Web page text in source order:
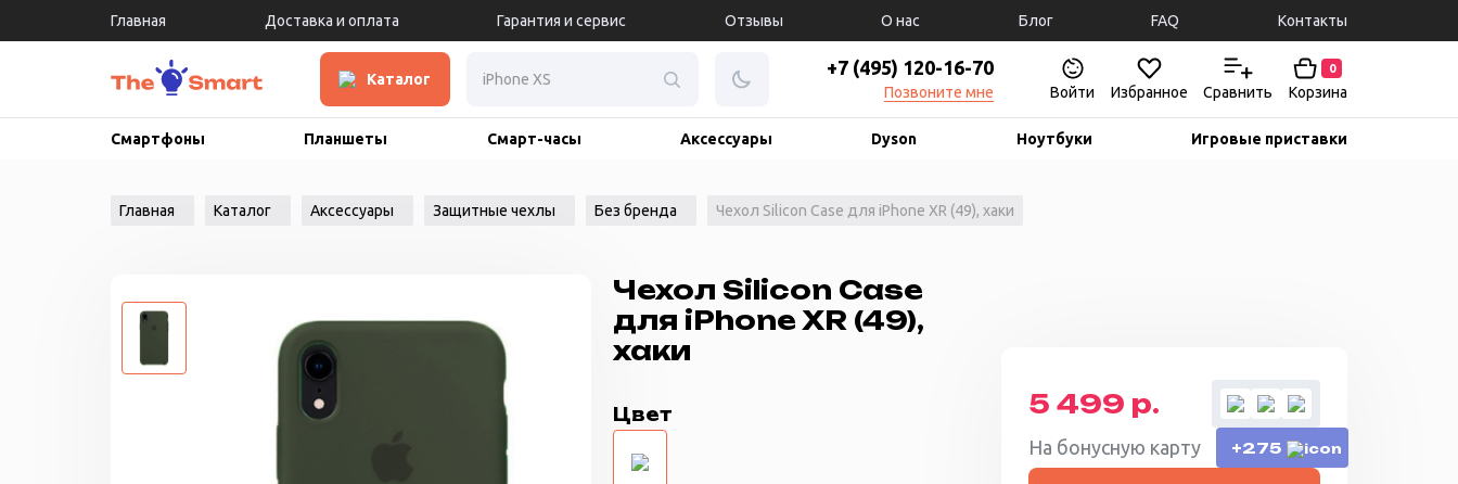
Главная Доставка и оплата Гарантия и сервис Отзывы О нас Блог FAQ Контакты
Каталог
+7 (495) 120-16-70
Позвоните мне Войти Избранное Сравнить
0
Корзина
Смартфоны Планшеты Смарт-часы Аксессуары Dyson Ноутбуки Игровые приставки
Главная Каталог Аксессуары Защитные чехлы Без бренда Чехол Silicon Case для iPhone XR (49), хаки
Чехол Silicon Case
для iPhone XR (49),
хаки
Цвет 5 499 р.
На бонусную карту +275